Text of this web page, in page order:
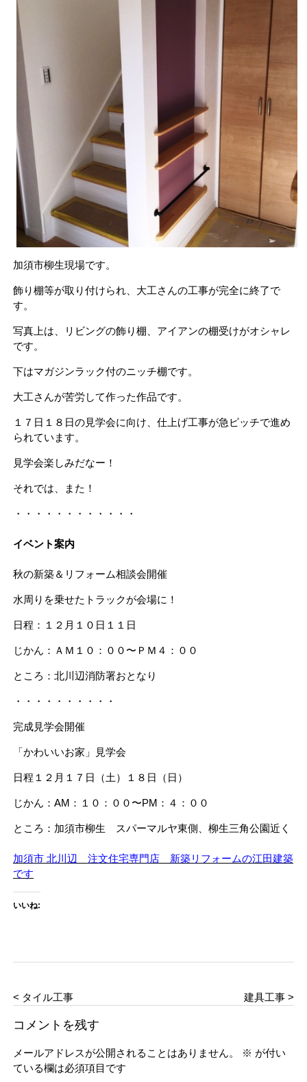
加須市柳生現場です。
飾り棚等が取り付けられ、大工さんの工事が完全に終了で
す。
写真上は、リビングの飾り棚、アイアンの棚受けがオシャレ
です。
下はマガジンラック付のニッチ棚です。
大工さんが苦労して作った作品です。
１７日１８日の見学会に向け、仕上げ工事が急ピッチで進め
られています。
見学会楽しみだなー！
それでは、また！
・・・・・・・・・・・・
イベント案内
秋の新築＆リフォーム相談会開催
水周りを乗せたトラックが会場に！
日程：１２月１０日１１日
じかん：ＡＭ１０：００〜ＰＭ４：００
ところ：北川辺消防署おとなり
・・・・・・・・・・
完成見学会開催
「かわいいお家」見学会
日程１２月１７日（土）１８日（日）
じかん：AM：１０：００〜PM：４：００
ところ：加須市柳生 スパーマルヤ東側、柳生三角公園近く
加須市 北川辺 注文住宅専門店 新築リフォームの江田建築
です
いいね:
< タイル工事 建具工事 >
コメントを残す
メールアドレスが公開されることはありません。 ※ が付い
ている欄は必須項目です